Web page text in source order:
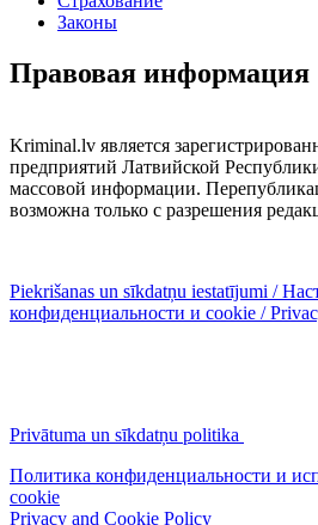
Законы
Правовая информация
Kriminal.lv является
предприятий Латвийской
массовой информации.
возможна только с разрешения
Piekrišanas un sīkdatņu iestatījumi /
конфиденциальности и cookie /
Privātuma un sīkdatņu politika
Политика конфиденциальности и
cookie
Privacy and Cookie Policy